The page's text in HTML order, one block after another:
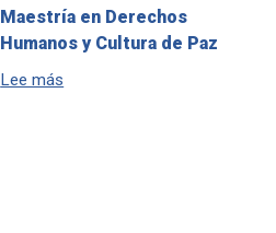
Maestría en Derechos
Humanos y Cultura de Paz
Lee más